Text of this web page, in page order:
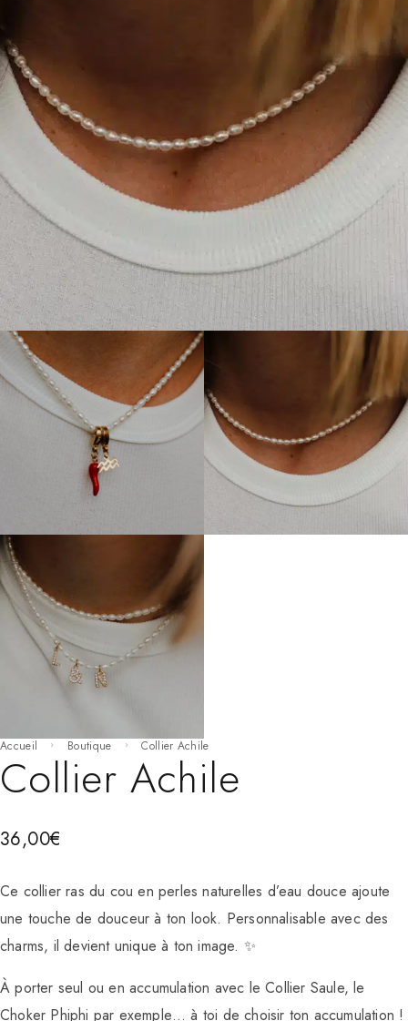
Accueil Boutique Collier Achile
Collier Achile
36,00€
Ce collier ras du cou en perles naturelles d’eau douce ajoute
une touche de douceur à ton look. Personnalisable avec des
charms, il devient unique à ton image. ✨
À porter seul ou en accumulation avec leCollier Saule, le
Choker Phiphi par exemple… à toi de choisir ton accumulation !